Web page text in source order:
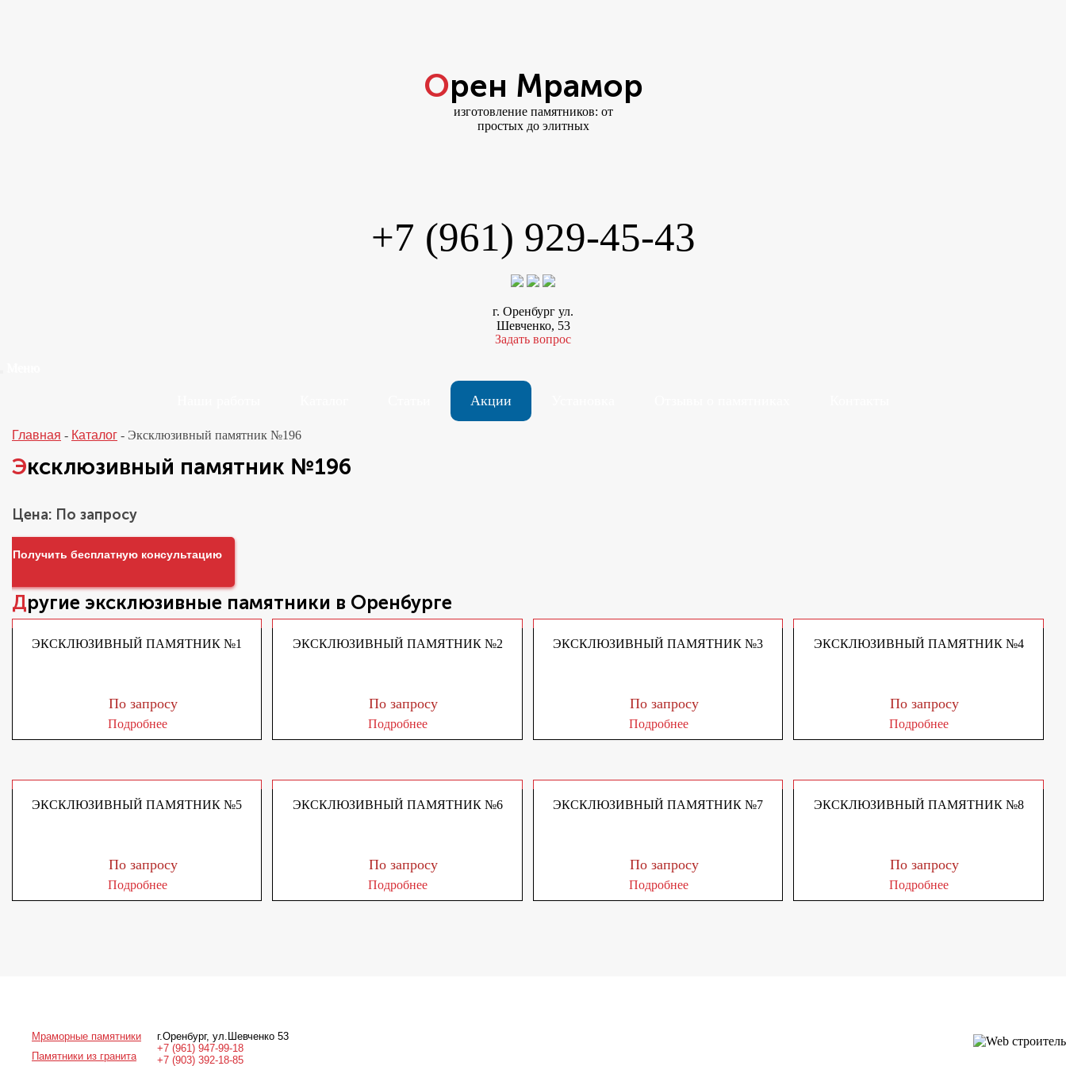
Орен Мрамор
изготовление памятников: от
простых до элитных
+7 (961) 929-45-43
г. Оренбург ул.
Шевченко, 53
Задать вопрос
Акции
Главная - Каталог - Эксклюзивный памятник №196
Эксклюзивный памятник №196
Цена: По запросу
Получить бесплатную консультацию
Другие эксклюзивные памятники в Оренбурге
ЭКСКЛЮЗИВНЫЙ ПАМЯТНИК №1
По запросу
Подробнее
ЭКСКЛЮЗИВНЫЙ ПАМЯТНИК №2
По запросу
Подробнее
ЭКСКЛЮЗИВНЫЙ ПАМЯТНИК №3
По запросу
Подробнее
ЭКСКЛЮЗИВНЫЙ ПАМЯТНИК №4
По запросу
Подробнее
ЭКСКЛЮЗИВНЫЙ ПАМЯТНИК №5
По запросу
Подробнее
ЭКСКЛЮЗИВНЫЙ ПАМЯТНИК №6
По запросу
Подробнее
ЭКСКЛЮЗИВНЫЙ ПАМЯТНИК №7
По запросу
Подробнее
ЭКСКЛЮЗИВНЫЙ ПАМЯТНИК №8
По запросу
Подробнее
Мраморные памятники
Памятники из гранита
г.Оренбург, ул.Шевченко 53
+7 (961) 947-99-18
+7 (903) 392-18-85